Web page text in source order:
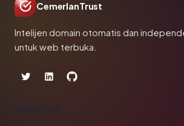
CemerlanTrust
Intelijen domain otomatis dan
untuk web terbuka.
PRODUK